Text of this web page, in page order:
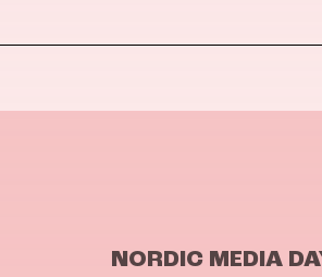
NORDIC MEDIA